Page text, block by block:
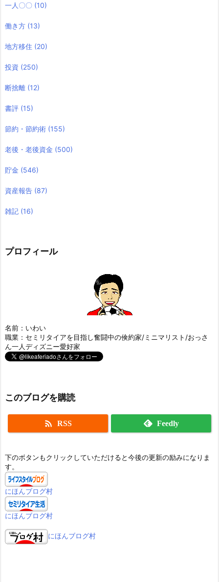
一人〇〇 (10)
働き方 (13)
地方移住 (20)
投資 (250)
断捨離 (12)
書評 (15)
節約・節約術 (155)
老後・老後資金 (500)
貯金 (546)
資産報告 (87)
雑記 (16)
プロフィール
名前：いわい
職業：セミリタイアを目指し奮闘中の倹約家/ミニマリスト/おっさ
ん一人ディズニー愛好家
このブログを購読
 RSS Feedly
下のボタンもクリックしていただけると今後の更新の励みになりま
す。
にほんブログ村
にほんブログ村
にほんブログ村